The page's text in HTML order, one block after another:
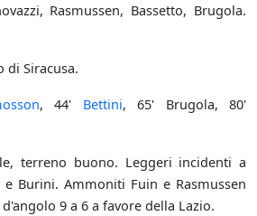
Rasmussen, Bassetto, Brugola.
di Siracusa.
, 44' Bettini, 65' Brugola, 80'
terreno buono. Leggeri incidenti a
Burini. Ammoniti Fuin e Rasmussen
9 a 6 a favore della Lazio.